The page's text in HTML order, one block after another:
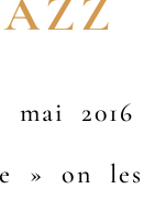
mai 2016
» on les